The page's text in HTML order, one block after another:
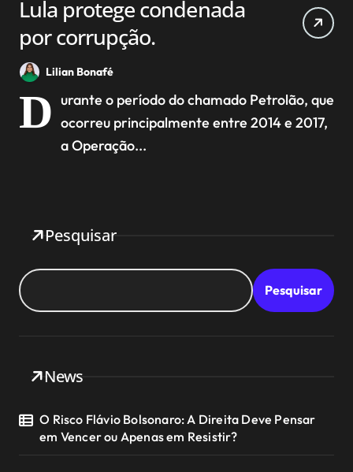
Lula protege condenada
por corrupção.
Lilian Bonafé
D urante o período do chamado Petrolão, que
ocorreu principalmente entre 2014 e 2017,
a Operação...
Pesquisar
Pesquisar
News
O Risco Flávio Bolsonaro: A Direita Deve Pensar
em Vencer ou Apenas em Resistir?